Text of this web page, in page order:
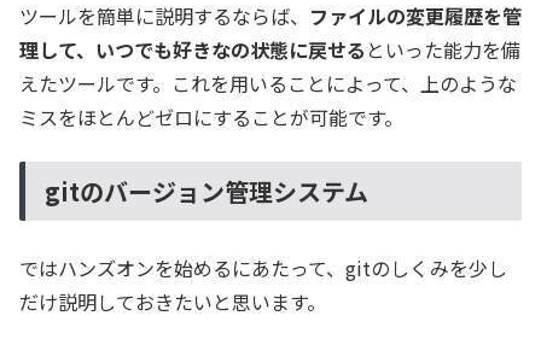
ツールを簡単に説明するならば、 ファイルの変更履歴を管
理して、いつでも好きなの状態に戻せる といった能力を備
えたツールです。これを用いることによって、上のような
ミスをほとんどゼロにすることが可能です。
gitのバージョン管理システム
ではハンズオンを始めるにあたって、gitのしくみを少し
だけ説明しておきたいと思います。